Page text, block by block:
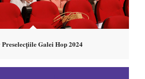
Galei Hop 2024